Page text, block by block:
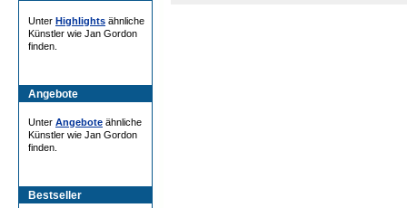
Unter Highlights ähnliche
Künstler wie Jan Gordon
finden.
Angebote
Unter Angebote ähnliche
Künstler wie Jan Gordon
finden.
Bestseller